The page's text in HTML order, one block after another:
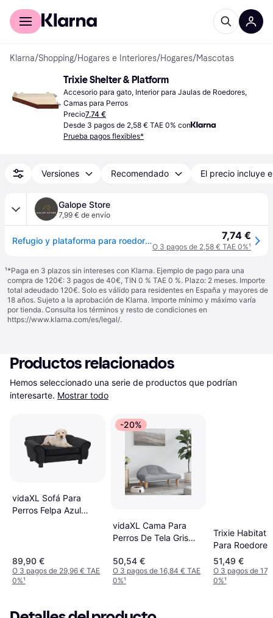
Comprar con Klarna
Klarna/Shopping/Hogares e Interiores/Hogares/Mascotas
Trixie Shelter & Platform
Accesorio para gato, Interior para Jaulas de Roedores,
Camas para Perros
Precio7,74 €
Desde 3 pagos de 2,58 € TAE 0% con
Prueba pagos flexibles*
Versiones Recomendado El precio incluye
Galope Store
7,99 € de envío
Refugio y plataforma para roedores, madera de corteza Trixie - Marron 7,74 €
O 3 pagos de 2,58 € TAE 0%¹
¹*Paga en 3 plazos sin intereses con Klarna. Ejemplo de pago para una
compra de 120€: 3 pagos de 40€, TIN 0 % TAE 0 %. Plazo: 2 meses. Importe
total adeudado 120€. Solo es válido para residentes en España y mayores de
18 años. Sujeto a la aprobación de Klarna. Importe mínimo y máximo varía
por tienda. Consulta los términos y resto de condiciones en
https://www.klarna.com/es/legal/.
Productos relacionados
Hemos seleccionado una serie de productos que podrían
interesarte. Mostrar todo
vidaXL Sofá Para
Perros Felpa Azul
89,90 €
O 3 pagos de 29,96 € TAE
0%¹
-20%
vidaXL Cama Para
Perros De Tela Gris
50,54 €
O 3 pagos de 16,84 € TAE
0%¹
Trixie Habitat
Para Roedores
51,49 €
O 3 pagos de
0%¹